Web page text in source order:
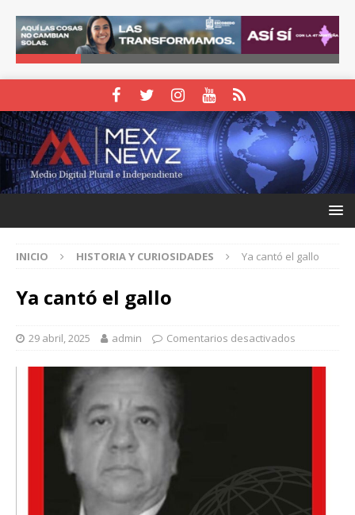
INICIO HISTORIA Y CURIOSIDADES Ya cantó el gallo
Ya cantó el gallo
29 abril, 2025 admin Comentarios desactivados